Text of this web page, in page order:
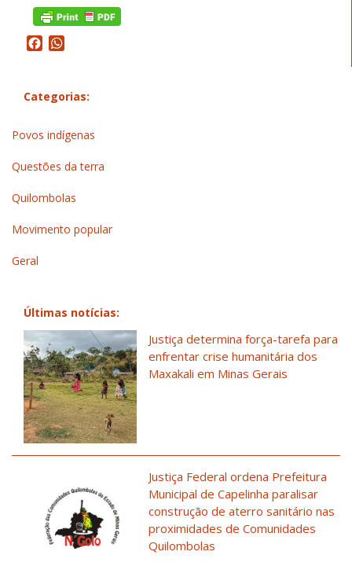
Facebook
Categorias:
Povos indígenas
Questões da terra
Quilombolas
Movimento popular
Geral
Últimas notícias:
Justiça determina força-tarefa para
enfrentar crise humanitária dos
Maxakali em Minas Gerais
Justiça Federal ordena Prefeitura
Municipal de Capelinha paralisar
construção de aterro sanitário nas
proximidades de Comunidades
Quilombolas